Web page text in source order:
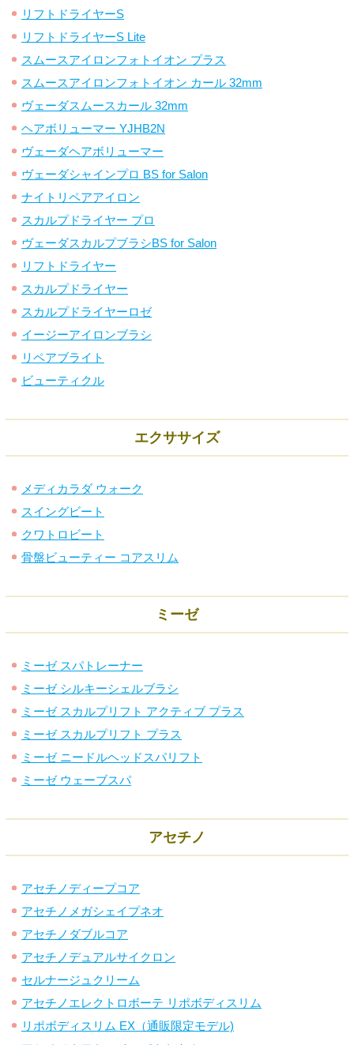
リフトドライヤーS
リフトドライヤーS Lite
スムースアイロンフォトイオン プラス
スムースアイロンフォトイオン カール 32mm
ヴェーダスムースカール 32mm
ヘアボリューマー YJHB2N
ヴェーダヘアボリューマー
ヴェーダシャインプロ BS for Salon
ナイトリペアアイロン
スカルプドライヤー プロ
ヴェーダスカルプブラシBS for Salon
リフトドライヤー
スカルプドライヤー
スカルプドライヤーロゼ
イージーアイロンブラシ
リペアブライト
ビューティクル
エクササイズ
メディカラダ ウォーク
スイングビート
クワトロビート
骨盤ビューティー コアスリム
ミーゼ
ミーゼ スパトレーナー
ミーゼ シルキーシェルブラシ
ミーゼ スカルプリフト アクティブ プラス
ミーゼ スカルプリフト プラス
ミーゼ ニードルヘッドスパリフト
ミーゼ ウェーブスパ
アセチノ
アセチノディープコア
アセチノメガシェイプネオ
アセチノダブルコア
アセチノデュアルサイクロン
セルナージュクリーム
アセチノエレクトロボーテ リポボディスリム
リポボディスリム EX（通販限定モデル)